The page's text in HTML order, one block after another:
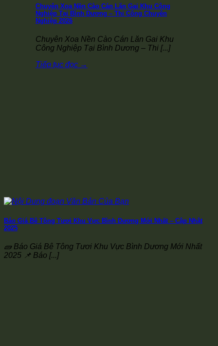
Chuyên Xoa Nền Cào Cán Lăn Gai Khu Công
Nghiệp Tại Bình Dương – Thi Công Chuyên
Nghiệp 2026
Chuyên Xoa Nền Cào Cán Lăn Gai Khu
Công Nghiệp Tại Bình Dương – Thi [...]
Tiếp tục đọc →
Báo Giá Bê Tông Tươi Khu Vực Bình Dương Mới Nhất – Cập Nhật
2025
🧱 Báo Giá Bê Tông Tươi Khu Vực Bình Dương Mới Nhất
2025 📌 Báo [...]